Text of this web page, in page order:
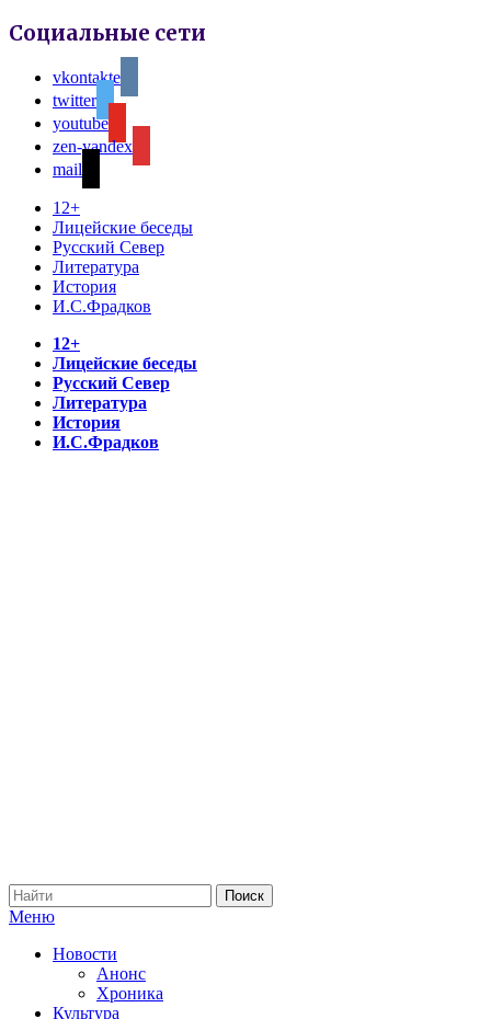
Социальные сети
vkontakte
twitter
youtube
zen-yandex
mail
12+
Лицейские беседы
Русский Север
Литература
История
И.С.Фрадков
12+
Лицейские беседы
Русский Север
Литература
История
И.С.Фрадков
Меню
Новости
Анонс
Хроника
Культура